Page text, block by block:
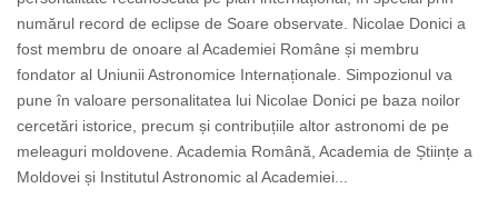
numărul record de eclipse de Soare observate. Nicolae Donici a
fost membru de onoare al Academiei Române și membru
fondator al Uniunii Astronomice Internaționale. Simpozionul va
pune în valoare personalitatea lui Nicolae Donici pe baza noilor
cercetări istorice, precum și contribuțiile altor astronomi de pe
meleaguri moldovene. Academia Română, Academia de Științe a
Moldovei și Institutul Astronomic al Academiei...